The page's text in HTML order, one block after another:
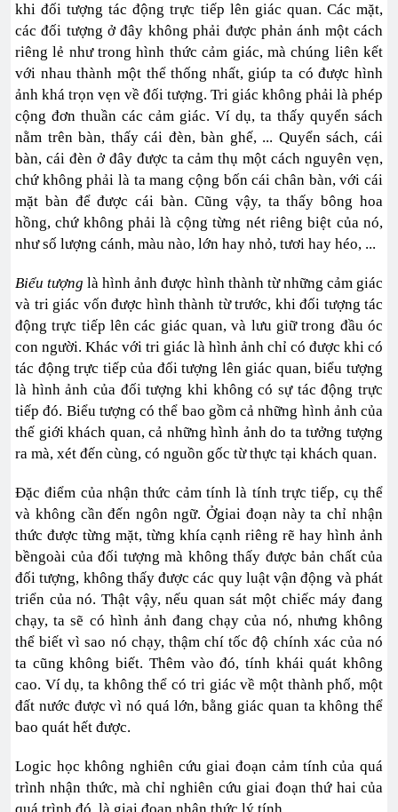
khi đối tượng tác động trực tiếp lên giác quan. Các mặt,
các đối tượng ở đây không phải được phản ánh một cách
riêng lẻ như trong hình thức cảm giác, mà chúng liên kết
với nhau thành một thể thống nhất, giúp ta có được hình
ảnh khá trọn vẹn về đối tượng. Tri giác không phải là phép
cộng đơn thuần các cảm giác. Ví dụ, ta thấy quyển sách
nằm trên bàn, thấy cái đèn, bàn ghế, ... Quyển sách, cái
bàn, cái đèn ở đây được ta cảm thụ một cách nguyên vẹn,
chứ không phải là ta mang cộng bốn cái chân bàn, với cái
mặt bàn để được cái bàn. Cũng vậy, ta thấy bông hoa
hồng, chứ không phải là cộng từng nét riêng biệt của nó,
như số lượng cánh, màu nào, lớn hay nhỏ, tươi hay héo, ...
Biểu tượng là hình ảnh được hình thành từ những cảm giác
và tri giác vốn được hình thành từ trước, khi đối tượng tác
động trực tiếp lên các giác quan, và lưu giữ trong đầu óc
con người. Khác với tri giác là hình ảnh chỉ có được khi có
tác động trực tiếp của đối tượng lên giác quan, biểu tượng
là hình ảnh của đối tượng khi không có sự tác động trực
tiếp đó. Biểu tượng có thể bao gồm cả những hình ảnh của
thế giới khách quan, cả những hình ảnh do ta tưởng tượng
ra mà, xét đến cùng, có nguồn gốc từ thực tại khách quan.
Đặc điểm của nhận thức cảm tính là tính trực tiếp, cụ thể
và không cần đến ngôn ngữ. Ởgiai đoạn này ta chỉ nhận
thức được từng mặt, từng khía cạnh riêng rẽ hay hình ảnh
bềngoài của đối tượng mà không thấy được bản chất của
đối tượng, không thấy được các quy luật vận động và phát
triển của nó. Thật vậy, nếu quan sát một chiếc máy đang
chạy, ta sẽ có hình ảnh đang chạy của nó, nhưng không
thể biết vì sao nó chạy, thậm chí tốc độ chính xác của nó
ta cũng không biết. Thêm vào đó, tính khái quát không
cao. Ví dụ, ta không thể có tri giác về một thành phố, một
đất nước được vì nó quá lớn, bằng giác quan ta không thể
bao quát hết được.
Logic học không nghiên cứu giai đoạn cảm tính của quá
trình nhận thức, mà chỉ nghiên cứu giai đoạn thứ hai của